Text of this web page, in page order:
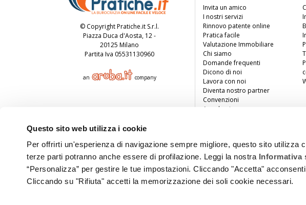
Questo sito web utilizza i cookie
Per offrirti un'esperienza di navigazione sempre migliore, questo sito utilizza
terze parti potranno anche essere di profilazione. Leggi la nostra Informativa
“Personalizza” per gestire le tue impostazioni. Cliccando "Accetta"
Cliccando su "Rifiuta" accetti la memorizzazione dei soli cookie necessari.
© Copyright Pratiche.it S.r.l.
Piazza Duca d'Aosta, 12 -
20125 Milano
Partita Iva 05531130960
an company
Invita un amico
I nostri servizi
Rinnovo patente online
Pratica facile
Valutazione Immobiliare
Chi siamo
Domande frequenti
Dicono di noi
Lavora con noi
Diventa nostro partner
Convenzioni
Area business